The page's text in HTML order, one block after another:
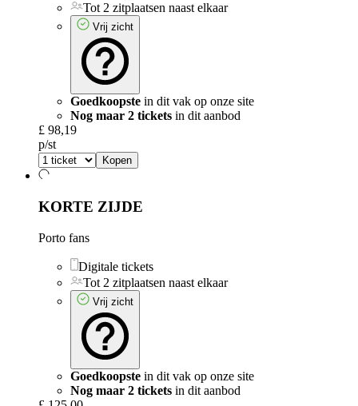
Tot 2 zitplaatsen naast elkaar
Vrij zicht
Goedkoopste in dit vak op onze site
Nog maar 2 tickets in dit aanbod
£ 98,19
p/st
Kopen
KORTE ZIJDE
Porto fans
Digitale tickets
Tot 2 zitplaatsen naast elkaar
Vrij zicht
Goedkoopste in dit vak op onze site
Nog maar 2 tickets in dit aanbod